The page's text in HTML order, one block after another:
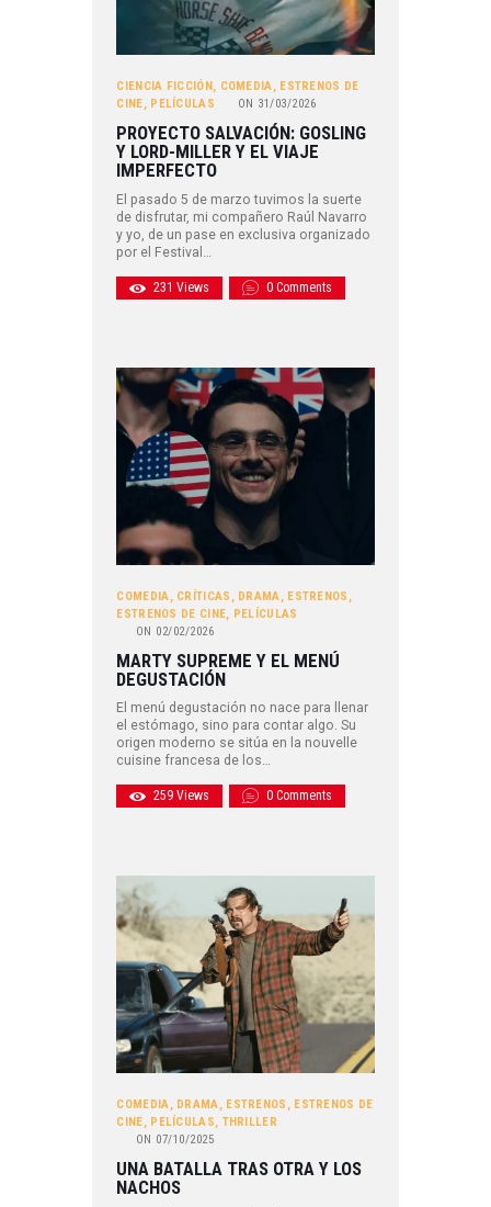
CIENCIA FICCIÓN , COMEDIA, ESTRENOS DE
CINE, PELÍCULAS ON 31/03/2026
PROYECTO SALVACIÓN: GOSLING
Y LORD-MILLER Y EL VIAJE
IMPERFECTO
El pasado 5 de marzo tuvimos la suerte
de disfrutar, mi compañero Raúl Navarro
y yo, de un pase en exclusiva organizado
por el Festival…
231 Views 0 Comments
COMEDIA, CRÍTICAS , DRAMA, ESTRENOS ,
ESTRENOS DE CINE, PELÍCULAS
ON 02/02/2026
MARTY SUPREME Y EL MENÚ
DEGUSTACIÓN
El menú degustación no nace para llenar
el estómago, sino para contar algo. Su
origen moderno se sitúa en la nouvelle
cuisine francesa de los…
259 Views 0 Comments
COMEDIA, DRAMA, ESTRENOS , ESTRENOS DE
CINE, PELÍCULAS, THRILLER
ON 07/10/2025
UNA BATALLA TRAS OTRA Y LOS
NACHOS